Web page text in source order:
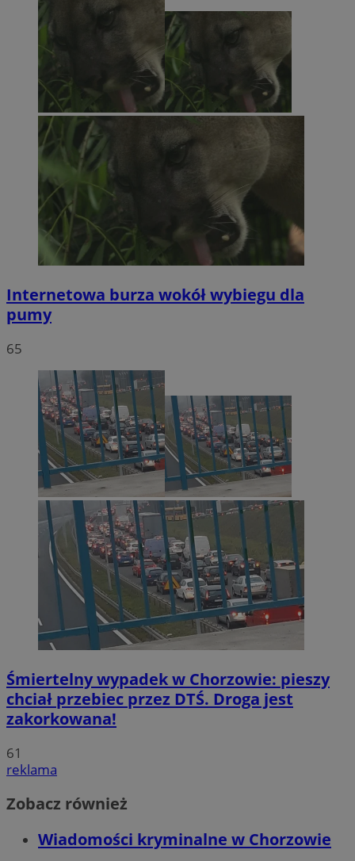
Internetowa burza wokół wybiegu dla
pumy
65
Śmiertelny wypadek w Chorzowie: pieszy
chciał przebiec przez DTŚ. Droga jest
zakorkowana!
61
reklama
Zobacz również
Wiadomości kryminalne w Chorzowie